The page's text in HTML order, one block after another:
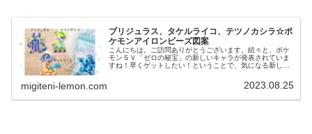
ブリジュラス、タケルライコ、テツノカシラ☆ポ
ケモンアイロンビーズ図案
こんにちは。ご訪問ありがとうございます。続々と、ポケ
モンＳＶ「ゼロの秘宝」の新しいキャラが発表されていま
すね！早くゲットしたい！ということで、気になる新しい
migiteni-lemon.com 2023.08.25